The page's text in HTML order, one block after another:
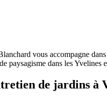
vous accompagne
paysagisme dans les
de jardins à